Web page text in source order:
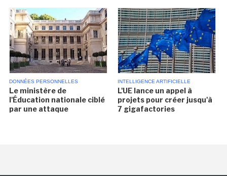
DONNÉES PERSONNELLES
Le ministère de
l'Éducation nationale ciblé
par une attaque
INTELLIGENCE ARTIFICIELLE
L'UE lance un appel à
projets pour créer jusqu'à
7 gigafactories